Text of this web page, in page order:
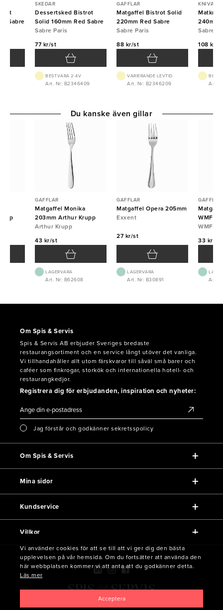
Sabre
SKEDAR
Dessertsked Bistrot
Solid 160mm Red Sabre
Sabre Paris
77 kr/st
BEST.VARA 2-4V
Art. Nr: B2346409
GAFFLAR
Matgaffel Bistrot Solid
220mm Red Sabre
Sabre Paris
88 kr/st
VARIERANDE LEVTID
Art. Nr: B2346209
KNIVAR
Matkniv
240mm
Sabre
108 kr/st
Art.
GAFFLAR
Matgaffel Monika
203mm Arthur Krupp
Arthur Krupp
43 kr/st
LAGERVARA
Art. Nr: B62608
GAFFLAR
Matgaffel Opera 205mm
Exxent
27 kr/st
LAGERVARA
Art. Nr: B30891
GAFFLAR
WMF
WMF
33 kr/st
Art.
Du kanske även gillar
Om Spis & Servis
Spis & Servis AB erbjuder Sveriges bredaste
restaurangsortiment och en service långt utöver det vanliga.
Vi tillhandahåller allt utom färskvaror till såväl små barer och
caféer som finkrogar, storkök och internationella hotell- och
restaurangkedjor.
Registrera dig för erbjudanden, inspiration och nyheter:
Jag förstår och godkänner sekretsspolicy
Om Spis & Servis
Mina sidor
Kundservice
Villkor
Vi använder cookies för att se till att vi ger dig den bästa
upplevelsen på vår hemsida. Om du fortsätter att använda den
här webbplatsen kommer vi att anta att du godkänner detta.
Läs mer
Acceptera